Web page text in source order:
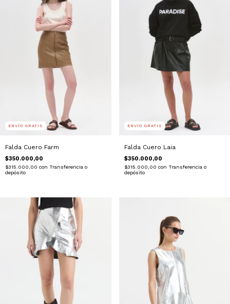
ENVÍO GRATIS
Falda Cuero Farm
$350.000,00
$315.000,00 con Transferencia o
depósito
ENVÍO GRATIS
Falda Cuero Laia
$350.000,00
$315.000,00 con Transferencia o
depósito